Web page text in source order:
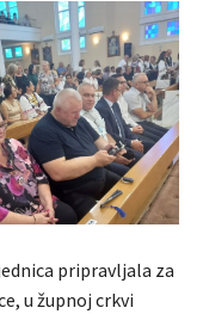
pripravljala za
u župnoj crkvi